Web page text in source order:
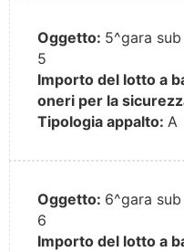
Oggetto: 5^gara
5
Importo del lotto a
oneri per la
Tipologia appalto: A
Oggetto: 6^gara
6
Importo del lotto a